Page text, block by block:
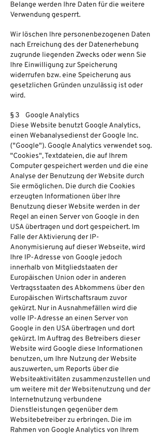
Belange werden Ihre Daten für die weitere
Verwendung gesperrt.
Wir löschen Ihre personenbezogenen Daten
nach Erreichung des der Datenerhebung
zugrunde liegenden Zwecks oder wenn Sie
Ihre Einwilligung zur Speicherung
widerrufen bzw. eine Speicherung aus
gesetzlichen Gründen unzulässig ist oder
wird.
§ 3 Google Analytics
Diese Website benutzt Google Analytics,
einen Webanalysedienst der Google Inc.
("Google"). Google Analytics verwendet sog.
"Cookies", Textdateien, die auf Ihrem
Computer gespeichert werden und die eine
Analyse der Benutzung der Website durch
Sie ermöglichen. Die durch die Cookies
erzeugten Informationen über Ihre
Benutzung dieser Website werden in der
Regel an einen Server von Google in den
USA übertragen und dort gespeichert. Im
Falle der Aktivierung der IP-
Anonymisierung auf dieser Webseite, wird
Ihre IP-Adresse von Google jedoch
innerhalb von Mitgliedstaaten der
Europäischen Union oder in anderen
Vertragsstaaten des Abkommens über den
Europäischen Wirtschaftsraum zuvor
gekürzt. Nur in Ausnahmefällen wird die
volle IP-Adresse an einen Server von
Google in den USA übertragen und dort
gekürzt. Im Auftrag des Betreibers dieser
Website wird Google diese Informationen
benutzen, um Ihre Nutzung der Website
auszuwerten, um Reports über die
Websiteaktivitäten zusammenzustellen und
um weitere mit der Websitenutzung und der
Internetnutzung verbundene
Dienstleistungen gegenüber dem
Websitebetreiber zu erbringen. Die im
Rahmen von Google Analytics von Ihrem